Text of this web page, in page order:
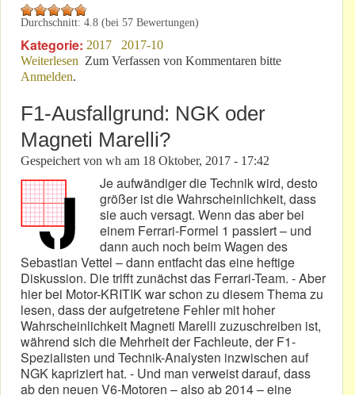
Durchschnitt: 4.8 (bei 57 Bewertungen)
Kategorie: 2017
2017-10
Weiterlesen über VLN 9 – 2017: Schluss-Akkord in Moll!
Zum Verfassen von Kommentaren bitte
Anmelden.
F1-Ausfallgrund: NGK oder
Magneti Marelli?
Gespeichert von wh am 18 Oktober, 2017 - 17:42
Je aufwändiger die Technik wird, desto
größer ist die Wahrscheinlichkeit, dass
sie auch versagt. Wenn das aber bei
einem Ferrari-Formel 1 passiert – und
dann auch noch beim Wagen des
Sebastian Vettel – dann entfacht das eine heftige
Diskussion. Die trifft zunächst das Ferrari-Team. - Aber
hier bei Motor-KRITIK war schon zu diesem Thema zu
lesen, dass der aufgetretene Fehler mit hoher
Wahrscheinlichkeit Magneti Marelli zuzuschreiben ist,
während sich die Mehrheit der Fachleute, der F1-
Spezialisten und Technik-Analysten inzwischen auf
NGK kapriziert hat. - Und man verweist darauf, dass
ab den neuen V6-Motoren – also ab 2014 – eine